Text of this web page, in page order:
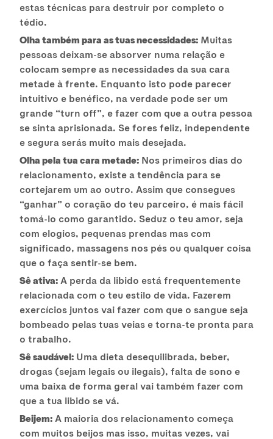
estas técnicas para destruir por completo o
tédio.
Olha também para as tuas necessidades: Muitas
pessoas deixam-se absorver numa relação e
colocam sempre as necessidades da sua cara
metade à frente. Enquanto isto pode parecer
intuitivo e benéfico, na verdade pode ser um
grande “turn off”, e fazer com que a outra pessoa
se sinta aprisionada. Se fores feliz, independente
e segura serás muito mais desejada.
Olha pela tua cara metade: Nos primeiros dias do
relacionamento, existe a tendência para se
cortejarem um ao outro. Assim que consegues
“ganhar” o coração do teu parceiro, é mais fácil
tomá-lo como garantido. Seduz o teu amor, seja
com elogios, pequenas prendas mas com
significado, massagens nos pés ou qualquer coisa
que o faça sentir-se bem.
Sê ativa: A perda da libido está frequentemente
relacionada com o teu estilo de vida. Fazerem
exercícios juntos vai fazer com que o sangue seja
bombeado pelas tuas veias e torna-te pronta para
o trabalho.
Sê saudável: Uma dieta desequilibrada, beber,
drogas (sejam legais ou ilegais), falta de sono e
uma baixa de forma geral vai também fazer com
que a tua libido se vá.
Beijem: A maioria dos relacionamento começa
com muitos beijos mas isso, muitas vezes, vai